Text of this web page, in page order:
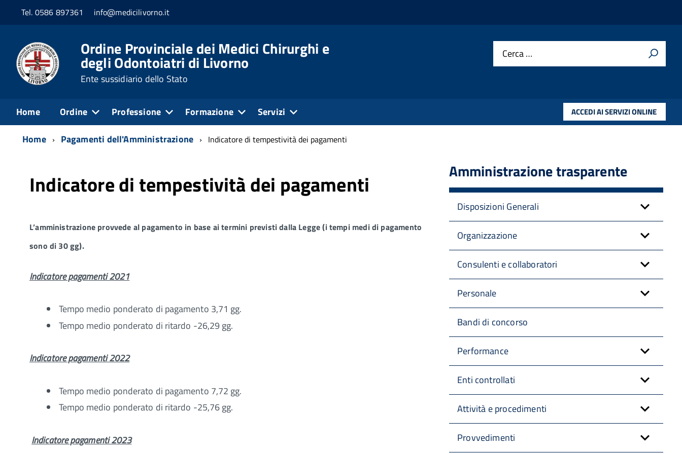
Tel. 0586 897361 info@medicilivorno.it
Ordine Provinciale dei Medici Chirurghi e
degli Odontoiatri di Livorno
Ente sussidiario dello Stato
Cerca …
Home Ordine Professione Formazione Servizi ACCEDI AI SERVIZI ONLINE
Home Pagamenti dell'Amministrazione Indicatore di tempestività dei pagamenti
Indicatore di tempestività dei pagamenti
L’amministrazione provvede al pagamento in base ai termini previsti dalla Legge (i tempi medi di pagamento
sono di 30 gg).
Indicatore pagamenti 2021
Tempo medio ponderato di pagamento 3,71 gg.
Tempo medio ponderato di ritardo -26,29 gg.
Indicatore pagamenti 2022
Tempo medio ponderato di pagamento 7,72 gg.
Tempo medio ponderato di ritardo -25,76 gg.
Indicatore pagamenti 2023
Amministrazione trasparente
Disposizioni Generali
Organizzazione
Consulenti e collaboratori
Personale
Bandi di concorso
Performance
Enti controllati
Attività e procedimenti
Provvedimenti